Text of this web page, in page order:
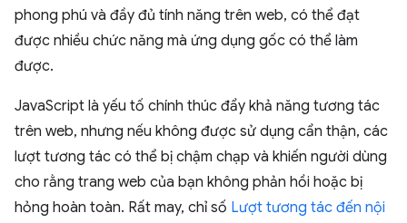
phong phú và đầy đủ tính năng trên web, có thể đạt
được nhiều chức năng mà ứng dụng gốc có thể làm
được.
JavaScript là yếu tố chính thúc đẩy khả năng tương tác
trên web, nhưng nếu không được sử dụng cẩn thận, các
lượt tương tác có thể bị chậm chạp và khiến người dùng
cho rằng trang web của bạn không phản hồi hoặc bị
hỏng hoàn toàn. Rất may, chỉ số Lượt tương tác đến nội